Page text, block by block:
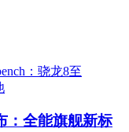
：全能旗舰新标